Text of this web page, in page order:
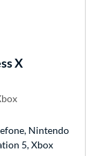
X
Nintendo
5, Xbox